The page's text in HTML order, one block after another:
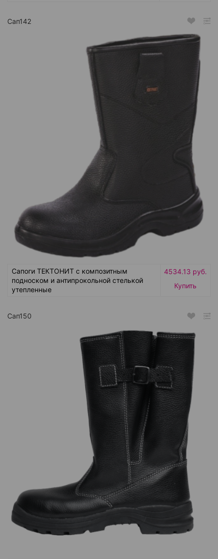
Сап142
Сапоги ТЕКТОНИТ с композитным
подноском и антипрокольной стелькой
утепленные
4534.13 руб.
Купить
Сап150